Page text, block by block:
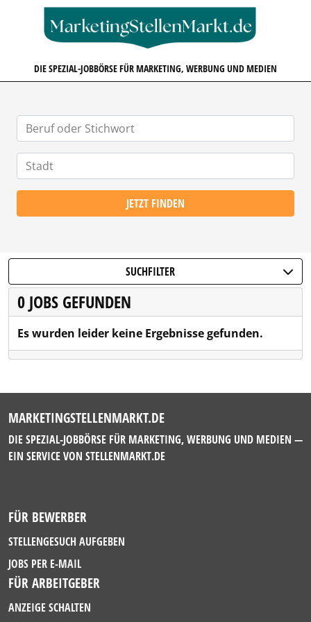
DIE SPEZIAL-JOBBÖRSE FÜR MARKETING, WERBUNG UND MEDIEN
JETZT FINDEN
SUCHFILTER
0 JOBS GEFUNDEN
Es wurden leider keine Ergebnisse gefunden.
MARKETINGSTELLENMARKT.DE
DIE SPEZIAL-JOBBÖRSE FÜR MARKETING, WERBUNG UND MEDIEN —
EIN SERVICE VON STELLENMARKT.DE
FÜR BEWERBER
STELLENGESUCH AUFGEBEN
JOBS PER E-MAIL
FÜR ARBEITGEBER
ANZEIGE SCHALTEN